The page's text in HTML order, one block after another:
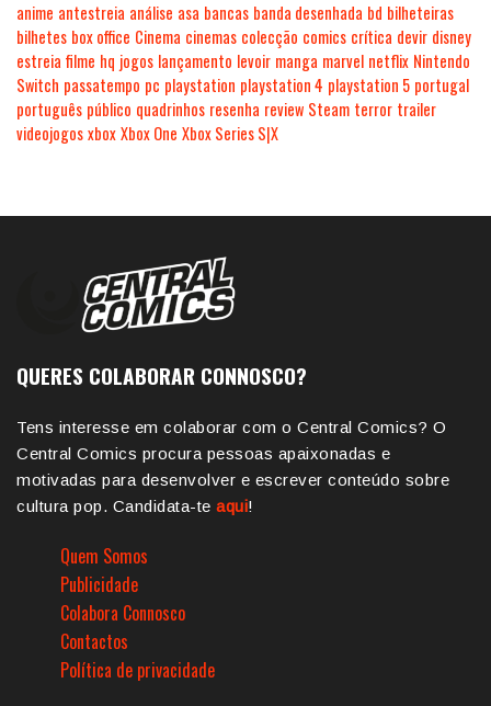
anime antestreia análise asa bancas banda desenhada bd bilheteiras
bilhetes box office Cinema cinemas colecção comics crítica devir disney
estreia filme hq jogos lançamento levoir manga marvel netflix Nintendo
Switch passatempo pc playstation playstation 4 playstation 5 portugal
português público quadrinhos resenha review Steam terror trailer
videojogosxboxXbox One Xbox Series S|X
QUERES COLABORAR CONNOSCO?
Tens interesse em colaborar com o Central Comics? O
Central Comics procura pessoas apaixonadas e
motivadas para desenvolver e escrever conteúdo sobre
cultura pop. Candidata-te aqui!
Quem Somos
Publicidade
Colabora Connosco
Contactos
Política de privacidade